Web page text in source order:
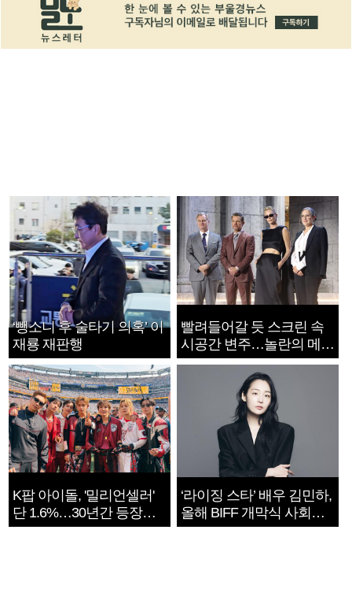
‘뺑소니 후 술타기 의혹’ 이
재룡 재판행
빨려들어갈 듯 스크린 속
시공간 변주…놀란의 메시
지는 ‘전쟁 속죄’
K팝 아이돌, '밀리언셀러'
단 1.6%…30년간 등장
1182개팀 전수조사
‘라이징 스타’ 배우 김민하,
올해 BIFF 개막식 사회자
확정